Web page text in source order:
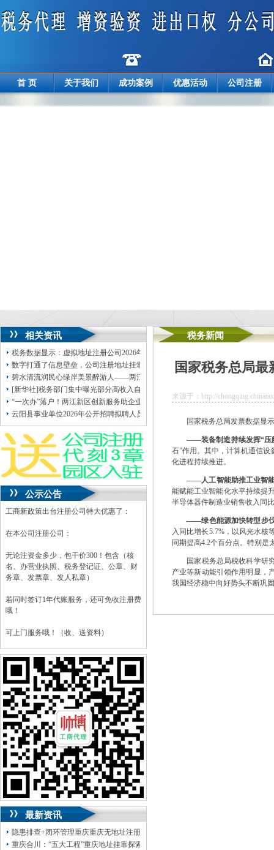
首 页 关于我们 成功案例 优惠活动 公司注册
相关资讯
税务数据显示：虚拟地址注册公司2026年经营主体纳税缴费信用向好
数字打通了信息壁垒，公司注册地址挂靠改革则重塑了执法方式
碧水清流润民心绿岸美景醉游人——两江新区九曲河、重庆孵化园中嘴河流域综
[新华社]税务部门集中曝光部分高收入自然人偷逃税案件
“一次办”落户！两江新区创新服务助企业解决地重庆无地址注册公司址“错位”难题
云阳县事业单位2026年公开招聘拟聘人员公示（第二批）
公示公告
工商新政策出台注册公司特大优惠了：
在本公司注册公司：
无论注资金多少，包干价300！包含（核
名、办营业执照、税务登记证、公章、财
务章、发票章、发人私章）
若同时签订1年代账服务，还可免收注册费
哦！
可上门服务哦！（收、送资料）
可加急服务哦！（最快可1工作日）
可代理开银行账户！（我们有长期合作的
银行，可免银行年费用）
咨询热线：023-63653351/63653355、
13320337068、13368080804，一通电话，
优惠多多！
咨询QQ：1063653355、1163653355、
1263653355
023-63653351/63653355、送资料）可加急
无论注资金多少，公章、咨询
QQ：13368080804， （最快可1工作日）
可代理开银行账户！
包干价300！税务登记证、一通电话，
13320337068、还可免收注册费哦！
1263653355 重庆创业园工商新政策出台注
最新资讯
隐患排查+闭环管理重庆重庆无地址注册公司全力筑牢3075座水库防汛安全堤
重庆合川：“五大工程”重庆地址挂靠探索特殊教育高质量发展新路径
税务新闻
国家税务总局
来源于：http://
国家税务总局发票数据显示
——装备制造持续发挥“压
石”作用。其中，计算机通信设
化进程持续推进。
——人工智能助推工业智
能赋能工业智能化水平持续提
半导体器件制造业销售收入同
——绿色能源加快转型步
入同比增长5.7%，以风光水核
同期提高4.2个百分点。特别是
国家税务总局税收科学研究
产业等新动能引领作用明显，
我国经济稳中向好势头不断巩